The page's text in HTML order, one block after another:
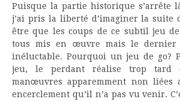
Puisque la partie historique s’arrête
j’ai pris la liberté d’imaginer la suite
être que les coups de ce subtil jeu
tous mis en œuvre mais le dernier
inéluctable. Pourquoi un jeu de go?
jeu, le perdant réalise trop tard
manœuvres apparemment non liées
encerclement qu’il n’a pas vu venir.